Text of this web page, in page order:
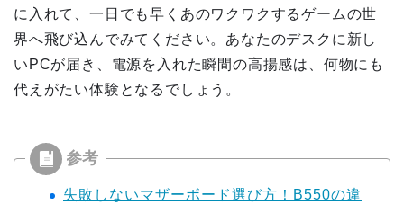
に入れて、一日でも早くあのワクワクするゲームの世
界へ飛び込んでみてください。あなたのデスクに新し
いPCが届き、電源を入れた瞬間の高揚感は、何物にも
代えがたい体験となるでしょう。
失敗しないマザーボード選び方！B550の違